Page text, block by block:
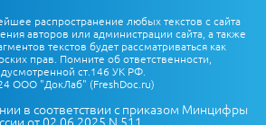
распространение любых текстов с сайта
авторов или администрации сайта, а также
текстов будет рассматриваться как
прав. Помните об ответственности,
ст.146 УК РФ.
ООО "ДокЛаб" (FreshDoc.ru)
в соответствии с приказом Минцифры
от 02.06.2025 N 511